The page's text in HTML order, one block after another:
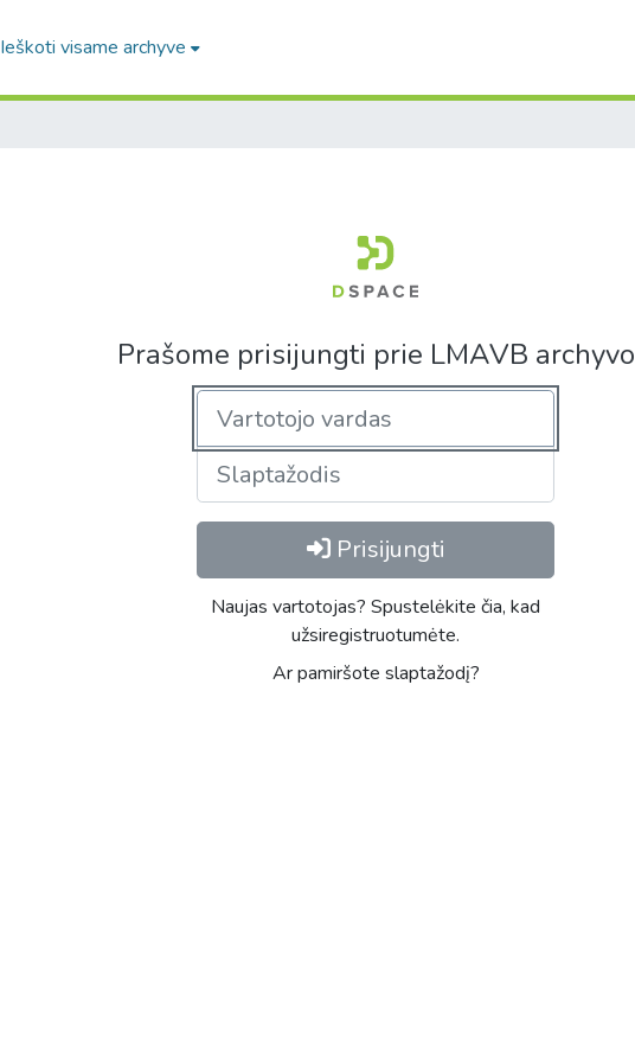
Ieškoti visame archyve
Prašome prisijungti prie LMAVB archyvo
Prisijungti
Naujas vartotojas? Spustelėkite čia, kad
užsiregistruotumėte.
Ar pamiršote slaptažodį?